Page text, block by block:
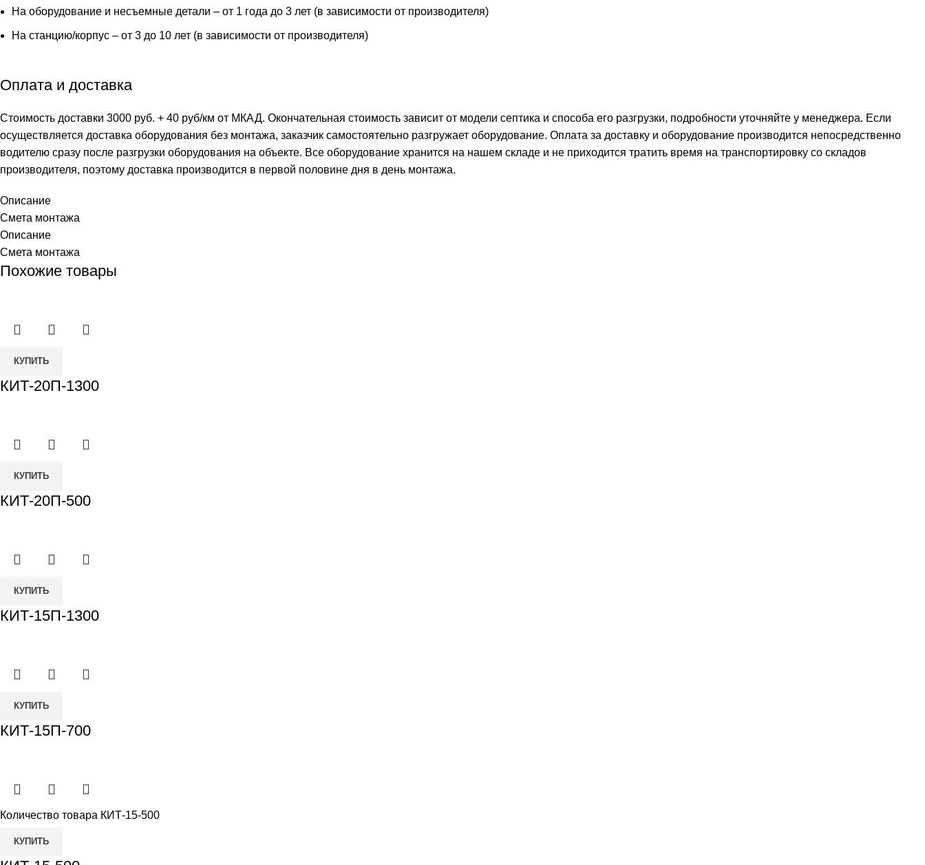
На оборудование и несъемные детали – от 1 года до 3 лет (в зависимости от производителя)
На станцию/корпус – от 3 до 10 лет (в зависимости от производителя)
Оплата и доставка
Стоимость доставки 3000 руб. + 40 руб/км от МКАД. Окончательная стоимость зависит от модели септика и способа его разгрузки, подробности уточняйте у менеджера. Если
осуществляется доставка оборудования без монтажа, заказчик самостоятельно разгружает оборудование. Оплата за доставку и оборудование производится непосредственно
водителю сразу после разгрузки оборудования на объекте. Все оборудование хранится на нашем складе и не приходится тратить время на транспортировку со складов
производителя, поэтому доставка производится в первой половине дня в день монтажа.
Описание
Смета монтажа
Описание
Смета монтажа
Похожие товары
КУПИТЬ
КИТ-20П-1300
КУПИТЬ
КИТ-20П-500
КУПИТЬ
КИТ-15П-1300
КУПИТЬ
КИТ-15П-700
Количество товара КИТ-15-500
КУПИТЬ